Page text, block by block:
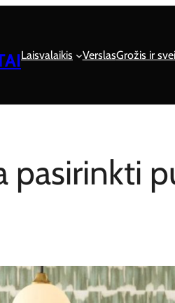
Laisvalaikis VerslasGrožis ir
pasirinkti